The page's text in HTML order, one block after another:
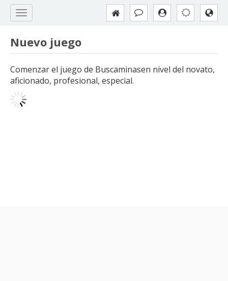
Nuevo juego
Comenzar el juego de Buscaminasen nivel del novato,
aficionado, profesional, especial.